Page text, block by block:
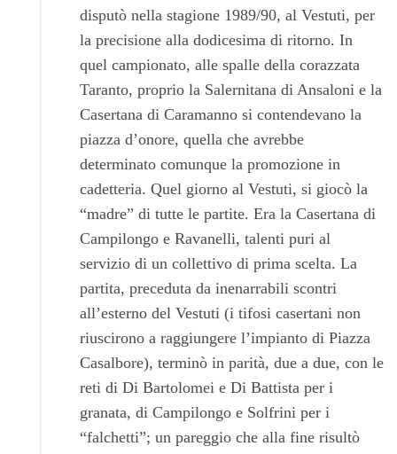
disputò nella stagione 1989/90, al Vestuti, per
la precisione alla dodicesima di ritorno. In
quel campionato, alle spalle della corazzata
Taranto, proprio la Salernitana di Ansaloni e la
Casertana di Caramanno si contendevano la
piazza d’onore, quella che avrebbe
determinato comunque la promozione in
cadetteria. Quel giorno al Vestuti, si giocò la
“madre” di tutte le partite. Era la Casertana di
Campilongo e Ravanelli, talenti puri al
servizio di un collettivo di prima scelta. La
partita, preceduta da inenarrabili scontri
all’esterno del Vestuti (i tifosi casertani non
riuscirono a raggiungere l’impianto di Piazza
Casalbore), terminò in parità, due a due, con le
reti di Di Bartolomei e Di Battista per i
granata, di Campilongo e Solfrini per i
“falchetti”; un pareggio che alla fine risultò